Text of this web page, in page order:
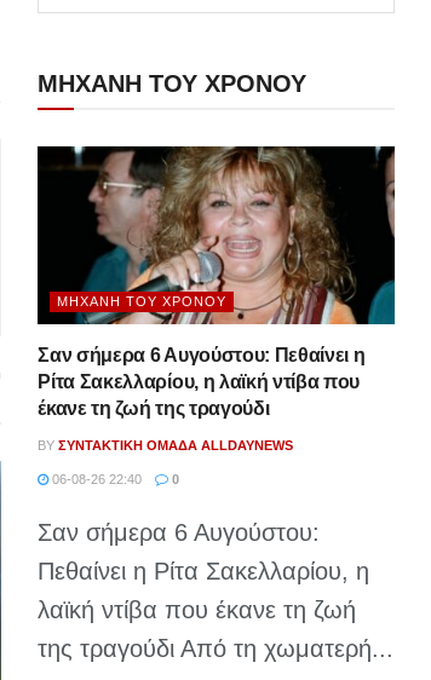
ΜΗΧΑΝΗ ΤΟΥ ΧΡΟΝΟΥ
ΜΗΧΑΝΉ ΤΟΥ ΧΡΌΝΟΥ
Σαν σήμερα 6 Αυγούστου: Πεθαίνει η
Ρίτα Σακελλαρίου, η λαϊκή ντίβα που
έκανε τη ζωή της τραγούδι
BY ΣΥΝΤΑΚΤΙΚΉ ΟΜΆΔΑ ALLDAYNEWS
06-08-26 22:40 0
Σαν σήμερα 6 Αυγούστου:
Πεθαίνει η Ρίτα Σακελλαρίου, η
λαϊκή ντίβα που έκανε τη ζωή
της τραγούδι Από τη χωματερή...